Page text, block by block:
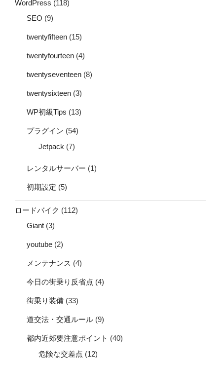
WordPress (118)
SEO (9)
twentyfifteen (15)
twentyfourteen (4)
twentyseventeen (8)
twentysixteen (3)
WP初級Tips (13)
プラグイン (54)
Jetpack (7)
レンタルサーバー (1)
初期設定 (5)
ロードバイク (112)
Giant (3)
youtube (2)
メンテナンス (4)
今日の街乗り反省点 (4)
街乗り装備 (33)
道交法・交通ルール (9)
都内近郊要注意ポイント (40)
危険な交差点 (12)